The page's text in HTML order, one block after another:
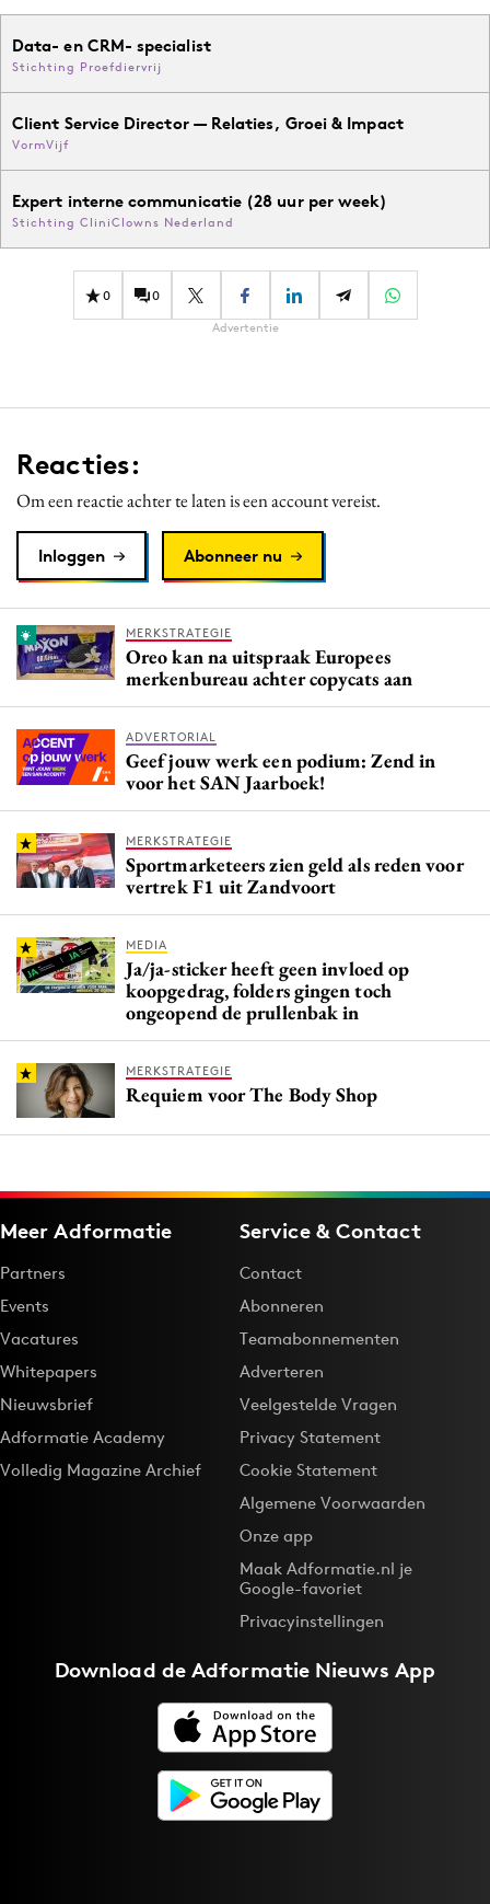
Data- en CRM- specialist
Stichting Proefdiervrij
Client Service Director — Relaties, Groei & Impact
VormVijf
Expert interne communicatie (28 uur per week)
Stichting CliniClowns Nederland
0 0
Advertentie
Reacties:
Om een reactie achter te laten is een account vereist.
Inloggen Abonneer nu
MERKSTRATEGIE
Oreo kan na uitspraak Europees
merkenbureau achter copycats aan
ADVERTORIAL
Geef jouw werk een podium: Zend in
voor het SAN Jaarboek!
MERKSTRATEGIE
Sportmarketeers zien geld als reden voor
vertrek F1 uit Zandvoort
MEDIA
Ja/ja-sticker heeft geen invloed op
koopgedrag, folders gingen toch
ongeopend de prullenbak in
MERKSTRATEGIE
Requiem voor The Body Shop
Meer Adformatie
Partners
Events
Vacatures
Whitepapers
Nieuwsbrief
Adformatie Academy
Volledig Magazine Archief
Service & Contact
Contact
Abonneren
Teamabonnementen
Adverteren
Veelgestelde Vragen
Privacy Statement
Cookie Statement
Algemene Voorwaarden
Onze app
Maak Adformatie.nl je
Google-favoriet
Privacyinstellingen
Download deAdformatie Nieuws App